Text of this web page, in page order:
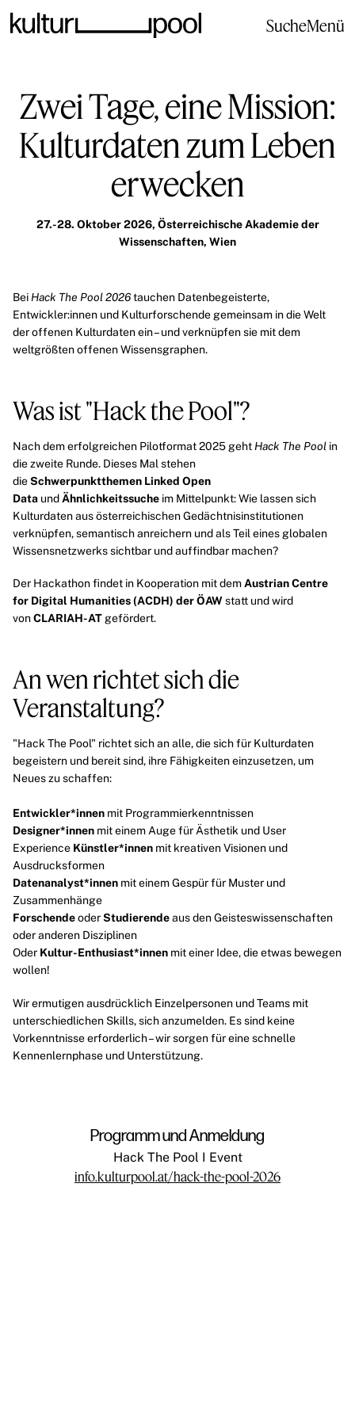
SucheMenü
Zwei Tage, eine Mission:
Kulturdaten zum Leben
erwecken
27.-28. Oktober 2026, Österreichische Akademie der
Wissenschaften, Wien
Bei Hack The Pool 2026tauchen Datenbegeisterte,
Entwickler:innen und Kulturforschende gemeinsam in die Welt
der offenen Kulturdaten ein – und verknüpfen sie mit dem
weltgrößten offenen Wissensgraphen.
Was ist "Hack the Pool"?
Nach dem erfolgreichen Pilotformat 2025 geht Hack The Pool in
die zweite Runde. Dieses Mal stehen
dieSchwerpunktthemen Linked Open
Data und Ähnlichkeitssuche im Mittelpunkt: Wie lassen sich
Kulturdaten aus österreichischen Gedächtnisinstitutionen
verknüpfen, semantisch anreichern und als Teil eines globalen
Wissensnetzwerks sichtbar und auffindbar machen?
Der Hackathon findet in Kooperation mit demAustrian Centre
for Digital Humanities (ACDH) der ÖAWstatt und wird
vonCLARIAH-ATgefördert.
An wen richtet sich die
Veranstaltung?
"Hack The Pool" richtet sich an alle, die sich für Kulturdaten
begeistern und bereit sind, ihre Fähigkeiten einzusetzen, um
Neues zu schaffen:
Entwickler*innen mit Programmierkenntnissen
Designer*innen mit einem Auge für Ästhetik und User
Experience Künstler*innen mit kreativen Visionen und
Ausdrucksformen
Datenanalyst*innen mit einem Gespür für Muster und
Zusammenhänge
ForschendeoderStudierendeaus den Geisteswissenschaften
oder anderen Disziplinen
Oder Kultur-Enthusiast*innen mit einer Idee, die etwas bewegen
wollen!
Wir ermutigen ausdrücklich Einzelpersonen und Teams mit
unterschiedlichen Skills, sich anzumelden. Es sind keine
Vorkenntnisse erforderlich – wir sorgen für eine schnelle
Kennenlernphase und Unterstützung.
Programm und Anmeldung
Hack The Pool I Event
info.kulturpool.at/hack-the-pool-2026